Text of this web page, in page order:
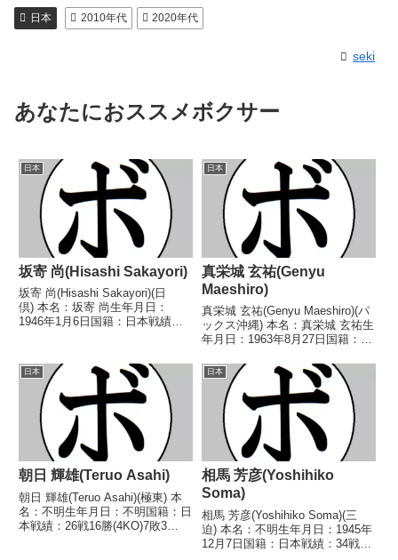
日本 2010年代 2020年代
seki
あなたにおススメボクサー
日本
坂寄 尚(Hisashi Sakayori)
坂寄 尚(Hisashi Sakayori)(日
倶) 本名：坂寄 尚生年月日：
1946年1月6日国籍：日本戦績：
判定 (採点不明) 児玉 政二(野
口)■1966年...
日本
真栄城 玄祐(Genyu
Maeshiro)
真栄城 玄祐(Genyu Maeshiro)(パ
ックス沖縄) 本名：真栄城 玄祐生
年月日：1963年8月27日国籍：日
分 【獲得タイトル】1989年度西
部日本ライトフライ級新人王
1992年度KSD杯争奪B...
日本
朝日 輝雄(Teruo Asahi)
朝日 輝雄(Teruo Asahi)(極東) 本
名：不明生年月日：不明国籍：日
本戦績：26戦16勝(4KO)7敗3
日本
相馬 芳彦(Yoshihiko
Soma)
相馬 芳彦(Yoshihiko Soma)(三
迫) 本名：不明生年月日：1945年
12月7日国籍：日本戦績：34戦20